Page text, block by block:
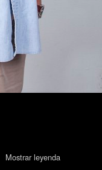
Mostrar leyenda